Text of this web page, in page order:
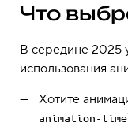
Что
В середине 2025
использования
Хотите
animation-